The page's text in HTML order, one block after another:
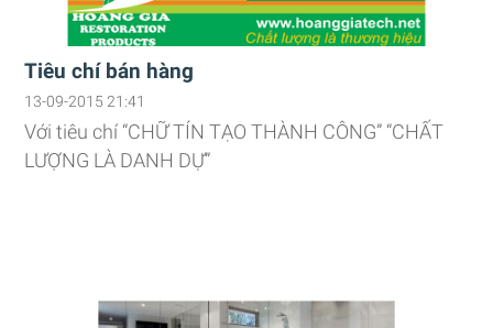
Tiêu chí bán hàng
13-09-2015 21:41
Với tiêu chí “CHỮ TÍN TẠO THÀNH CÔNG” “CHẤT
LƯỢNG LÀ DANH DỰ”